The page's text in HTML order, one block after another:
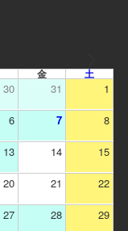
金 土
30 31 1
6 7 8
13 14 15
20 21 22
27 28 29